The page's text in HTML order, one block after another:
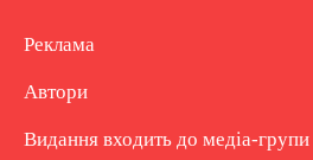
Реклама
Автори
Видання входить до медіа-групи